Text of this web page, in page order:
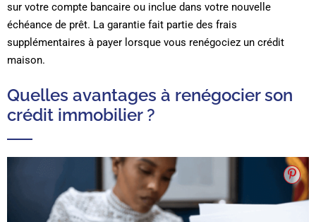
sur votre compte bancaire ou inclue dans votre nouvelle
échéance de prêt. La garantie fait partie des frais
supplémentaires à payer lorsque vous renégociez un crédit
maison.
Quelles avantages à renégocier son
crédit immobilier ?